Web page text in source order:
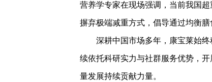
营养学专家在现场强调，当前我国
摒弃极端减重方式，倡导通过均衡
深耕中国市场多年，康宝莱始终
续依托科研实力与社群服务优势，
量发展持续贡献力量。